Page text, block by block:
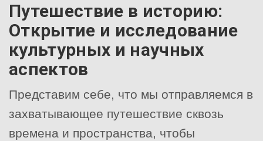
Путешествие в историю:
Открытие и исследование
культурных и научных
аспектов
Представим себе, что мы отправляемся в
захватывающее путешествие сквозь
времена и пространства, чтобы